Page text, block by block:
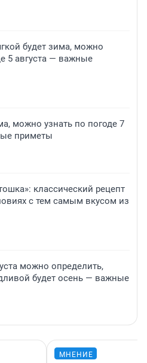
будет зима, можно
5 августа — важные
можно узнать по погоде 7
приметы
классический рецепт
с тем самым вкусом из
можно определить,
будет осень — важные
МНЕНИЕ